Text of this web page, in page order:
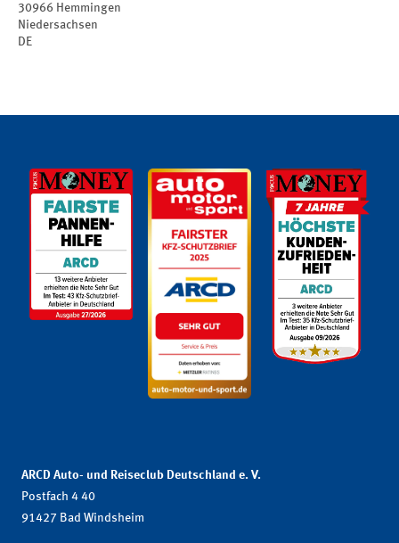
30966 Hemmingen
Niedersachsen
DE
ARCD Auto- und Reiseclub Deutschland e. V.
Postfach 4 40
91427 Bad Windsheim